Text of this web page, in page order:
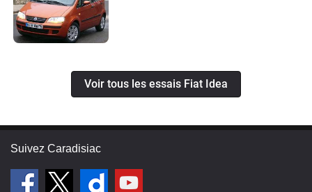
Voir tous les essais Fiat Idea
Suivez Caradisiac